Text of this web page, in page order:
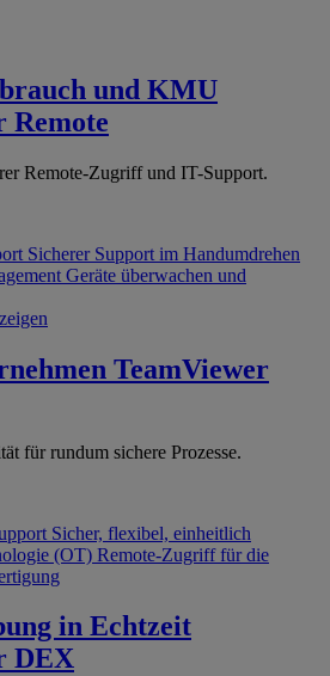
und KMU
Remote
Remote-Zugriff und IT-Support.
Sicherer Support im Handumdrehen
Geräte überwachen und
TeamViewer
für rundum sichere Prozesse.
Sicher, flexibel, einheitlich
(OT) Remote-Zugriff für die
in Echtzeit
DEX